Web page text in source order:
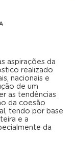
aspirações da
realizado
nacionais e
de um
as tendências
da coesão
tendo por base
e a
da